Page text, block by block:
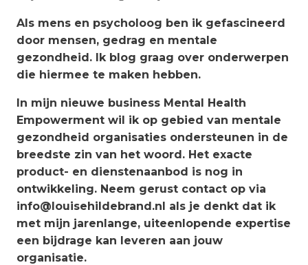
Als mens en psycholoog ben ik gefascineerd
door mensen, gedrag en mentale
gezondheid. Ik blog graag over onderwerpen
die hiermee te maken hebben.
In mijn nieuwe business Mental Health
Empowerment wil ik op gebied van mentale
gezondheid organisaties ondersteunen in de
breedste zin van het woord. Het exacte
product- en dienstenaanbod is nog in
ontwikkeling. Neem gerust contact op via
info@louisehildebrand.nl als je denkt dat ik
met mijn jarenlange, uiteenlopende expertise
een bijdrage kan leveren aan jouw
organisatie.